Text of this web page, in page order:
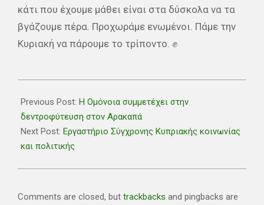
κάτι που έχουμε μάθει είναι στα δύσκολα να τα
βγάζουμε πέρα. Προχωράμε ενωμένοι. Πάμε την
Κυριακή να πάρουμε το τρίποντο. ✊
10-
21
Previous Post: Η Ομόνοια συμμετέχει στην
δεντροφύτευση στον Αρακαπά
Next Post: Εργαστήριο Σύγχρονης Κυπριακής κοινωνίας
και πολιτικής
Comments are closed, but trackbacks and pingbacks are